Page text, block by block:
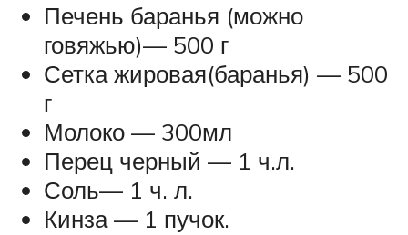
Печень баранья (можно
говяжью)— 500 г
Сетка жировая(баранья) — 500
г
Молоко — 300мл
Перец черный — 1 ч.л.
Соль— 1 ч. л.
Кинза — 1 пучок.